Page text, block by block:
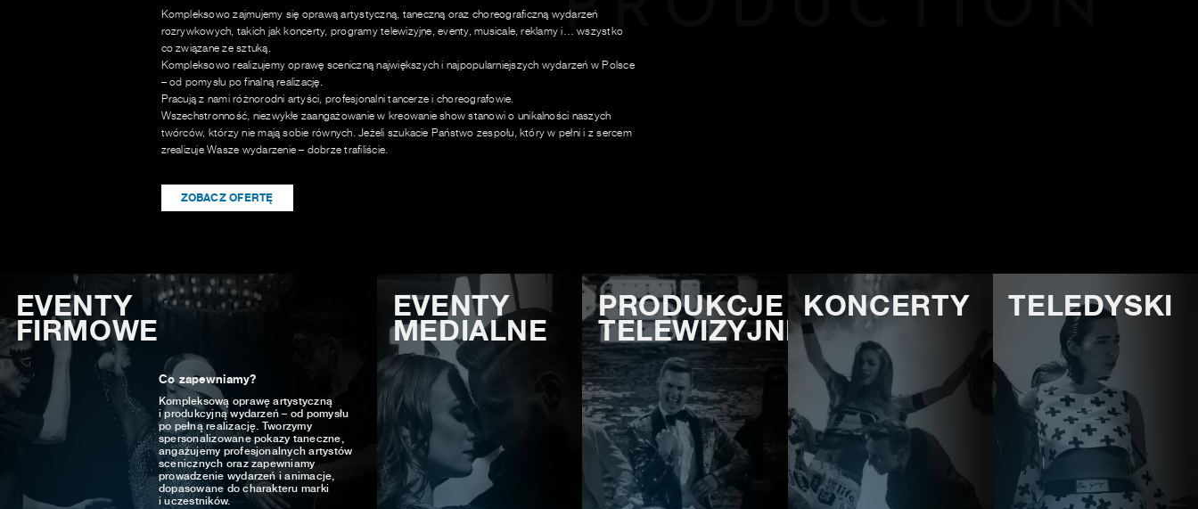
Kompleksowo zajmujemy się oprawą artystyczną, taneczną oraz choreograficzną wydarzeń
rozrywkowych, takich jak koncerty, programy telewizyjne, eventy, musicale, reklamy i… wszystko
co związane ze sztuką.
Kompleksowo realizujemy oprawę sceniczną największych i najpopularniejszych wydarzeń w Polsce
– od pomysłu po finalną realizację.
Pracują z nami różnorodni artyści, profesjonalni tancerze i choreografowie.
Wszechstronność, niezwykłe zaangażowanie w kreowanie show stanowi o unikalności naszych
twórców, którzy nie mają sobie równych. Jeżeli szukacie Państwo zespołu, który w pełni i z sercem
zrealizuje Wasze wydarzenie – dobrze trafiliście.
ZOBACZ OFERTĘ
EVENTY
FIRMOWE
Co zapewniamy?
Kompleksową oprawę artystyczną
i produkcyjną wydarzeń – od pomysłu
po pełną realizację. Tworzymy
spersonalizowane pokazy taneczne,
angażujemy profesjonalnych artystów
scenicznych oraz zapewniamy
prowadzenie wydarzeń i animacje,
dopasowane do charakteru marki
i uczestników.
EVENTY
MEDIALNE
PRODUKCJE
TELEWIZYJNE
KONCERTY TELEDYSKI